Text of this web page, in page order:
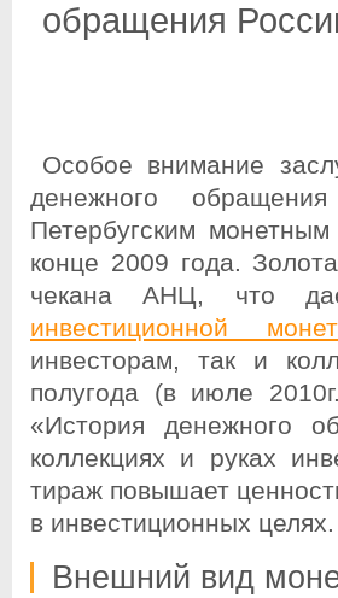
обращения
Особое внимание
денежного
Петербугским
конце 2009 года.
чекана АНЦ, что
инвестиционной
инвесторам, так и
полугода (в июле
«История денежного
коллекциях и руках
тираж повышает
в инвестиционных целях.
Внешний вид